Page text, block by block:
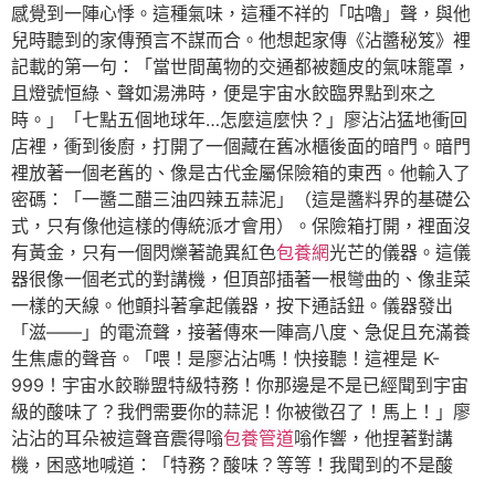
感覺到一陣心悸。這種氣味，這種不祥的「咕嚕」聲，與他
兒時聽到的家傳預言不謀而合。他想起家傳《沾醬秘笈》裡
記載的第一句：「當世間萬物的交通都被麵皮的氣味籠罩，
且燈號恒綠、聲如湯沸時，便是宇宙水餃臨界點到來之
時。」「七點五個地球年…怎麼這麼快？」廖沾沾猛地衝回
店裡，衝到後廚，打開了一個藏在舊冰櫃後面的暗門。暗門
裡放著一個老舊的、像是古代金屬保險箱的東西。他輸入了
密碼：「一醬二醋三油四辣五蒜泥」（這是醬料界的基礎公
式，只有像他這樣的傳統派才會用）。保險箱打開，裡面沒
有黃金，只有一個閃爍著詭異紅色包養網光芒的儀器。這儀
器很像一個老式的對講機，但頂部插著一根彎曲的、像韭菜
一樣的天線。他顫抖著拿起儀器，按下通話鈕。儀器發出
「滋——」的電流聲，接著傳來一陣高八度、急促且充滿養
生焦慮的聲音。「喂！是廖沾沾嗎！快接聽！這裡是 K-
999！宇宙水餃聯盟特級特務！你那邊是不是已經聞到宇宙
級的酸味了？我們需要你的蒜泥！你被徵召了！馬上！」廖
沾沾的耳朵被這聲音震得嗡包養管道嗡作響，他捏著對講
機，困惑地喊道：「特務？酸味？等等！我聞到的不是酸